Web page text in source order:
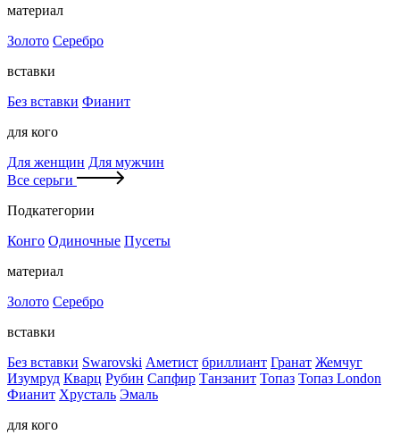
материал
Золото Серебро
вставки
Без вставки Фианит
для кого
Для женщин Для мужчин
Все серьги
Подкатегории
Конго Одиночные Пусеты
материал
Золото Серебро
вставки
Без вставки Swarovski Аметист бриллиант Гранат Жемчуг
Изумруд Кварц Рубин Сапфир Танзанит Топаз Топаз London
Фианит Хрусталь Эмаль
для кого